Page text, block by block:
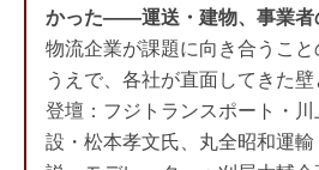
かった——運送・建物、事業者
物流企業が課題に向き合うこ
うえで、各社が直面してきた壁
登壇：フジトランスポート・
設・松本孝文氏、丸全昭和運